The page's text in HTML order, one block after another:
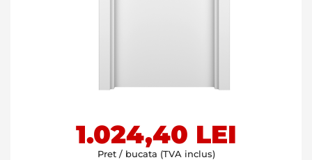
1.024,40 LEI
Pret / bucata (TVA inclus)